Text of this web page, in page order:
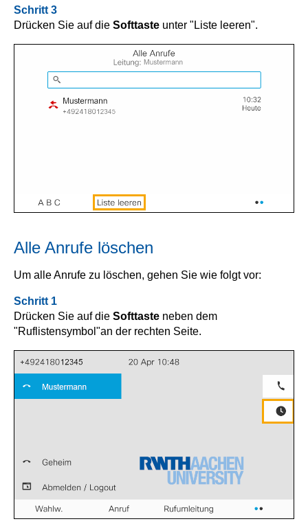
Schritt 3
Drücken Sie auf die Softtaste unter "Liste leeren".
Alle Anrufe löschen
Um alle Anrufe zu löschen, gehen Sie wie folgt vor:
Schritt 1
Drücken Sie auf die Softtaste neben dem
"Ruflistensymbol"an der rechten Seite.